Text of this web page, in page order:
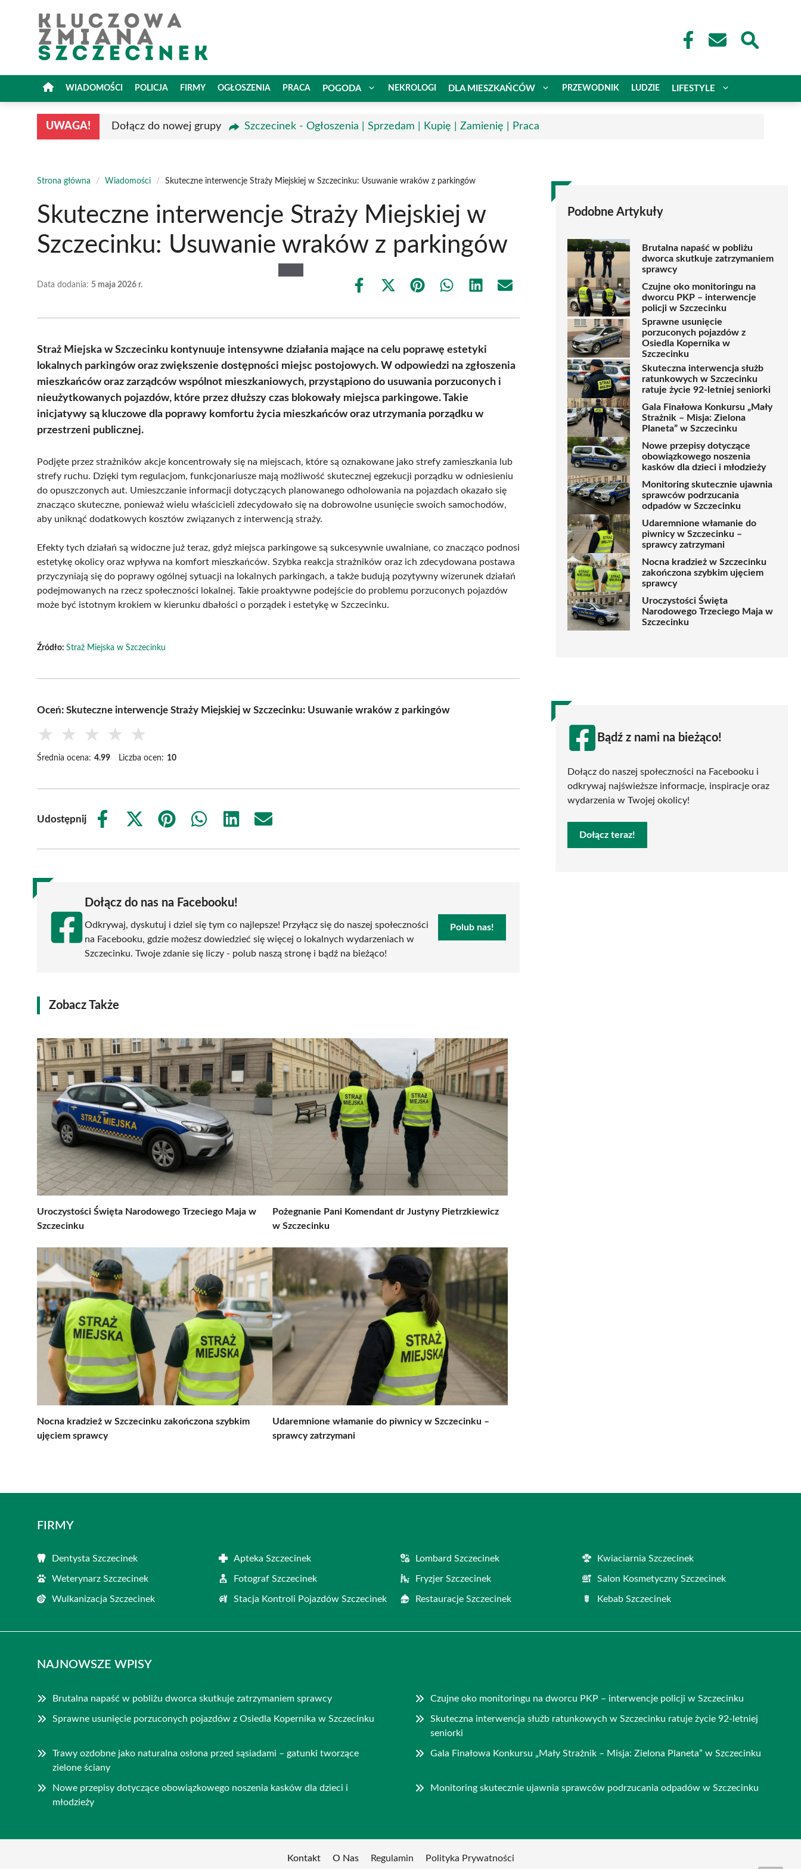
WIADOMOŚCI POLICJA FIRMY OGŁOSZENIA PRACA POGODA NEKROLOGI DLA MIESZKAŃCÓW PRZEWODNIK LUDZIE LIFESTYLE
UWAGA! Dołącz do nowej grupy Szczecinek - Ogłoszenia | Sprzedam | Kupię | Zamienię | Praca
Strona główna / Wiadomości / Skuteczne interwencje Straży Miejskiej w Szczecinku: Usuwanie wraków z parkingów
Skuteczne interwencje Straży Miejskiej w
Szczecinku: Usuwanie wraków z parkingów
Data dodania: 5 maja 2026 r.
Share
Share
(Twitter)
Share Share Share Share
Straż Miejska w Szczecinku kontynuuje intensywne działania mające na celu poprawę estetyki
lokalnych parkingów oraz zwiększenie dostępności miejsc postojowych. W odpowiedzi na zgłoszenia
mieszkańców oraz zarządców wspólnot mieszkaniowych, przystąpiono do usuwania porzuconych i
nieużytkowanych pojazdów, które przez dłuższy czas blokowały miejsca parkingowe. Takie
inicjatywy są kluczowe dla poprawy komfortu życia mieszkańców oraz utrzymania porządku w
przestrzeni publicznej.
Podjęte przez strażników akcje koncentrowały się na miejscach, które są oznakowane jako strefy zamieszkania lub
strefy ruchu. Dzięki tym regulacjom, funkcjonariusze mają możliwość skutecznej egzekucji porządku w odniesieniu
do opuszczonych aut. Umieszczanie informacji dotyczących planowanego odholowania na pojazdach okazało się
znacząco skuteczne, ponieważ wielu właścicieli zdecydowało się na dobrowolne usunięcie swoich samochodów,
aby uniknąć dodatkowych kosztów związanych z interwencją straży.
Efekty tych działań są widoczne już teraz, gdyż miejsca parkingowe są sukcesywnie uwalniane, co znacząco podnosi
estetykę okolicy oraz wpływa na komfort mieszkańców. Szybka reakcja strażników oraz ich zdecydowana postawa
przyczyniają się do poprawy ogólnej sytuacji na lokalnych parkingach, a także budują pozytywny wizerunek działań
podejmowanych na rzecz społeczności lokalnej. Takie proaktywne podejście do problemu porzuconych pojazdów
może być istotnym krokiem w kierunku dbałości o porządek i estetykę w Szczecinku.
Źródło: Straż Miejska w Szczecinku
Oceń: Skuteczne interwencje Straży Miejskiej w Szczecinku: Usuwanie wraków z parkingów
★ ★ ★ ★ ★
Średnia ocena: 4.99 Liczba ocen: 10
Udostępnij
Share
Share
(Twitter)
Share
Share
Share
Share
Dołącz do nas na Facebooku!
Odkrywaj, dyskutuj i dziel się tym co najlepsze! Przyłącz się do naszej społeczności
na Facebooku, gdzie możesz dowiedzieć się więcej o lokalnych wydarzeniach w
Szczecinku. Twoje zdanie się liczy - polub naszą stronę i bądź na bieżąco!
Polub nas!
Zobacz Także
Uroczystości Święta Narodowego Trzeciego Maja w
Szczecinku
Pożegnanie Pani Komendant dr Justyny Pietrzkiewicz
w Szczecinku
Nocna kradzież w Szczecinku zakończona szybkim
ujęciem sprawcy
Udaremnione włamanie do piwnicy w Szczecinku –
sprawcy zatrzymani
Podobne Artykuły
Brutalna napaść w pobliżu
dworca skutkuje zatrzymaniem
sprawcy
Czujne oko monitoringu na
dworcu PKP – interwencje
policji w Szczecinku
Sprawne usunięcie
porzuconych pojazdów z
Osiedla Kopernika w
Szczecinku
Skuteczna interwencja służb
ratunkowych w Szczecinku
ratuje życie 92-letniej seniorki
Gala Finałowa Konkursu „Mały
Strażnik – Misja: Zielona
Planeta” w Szczecinku
Nowe przepisy dotyczące
obowiązkowego noszenia
kasków dla dzieci i młodzieży
Monitoring skutecznie ujawnia
sprawców podrzucania
odpadów w Szczecinku
Udaremnione włamanie do
piwnicy w Szczecinku –
sprawcy zatrzymani
Nocna kradzież w Szczecinku
zakończona szybkim ujęciem
sprawcy
Uroczystości Święta
Narodowego Trzeciego Maja w
Szczecinku
Bądź z nami na bieżąco!
Dołącz do naszej społeczności na Facebooku i
odkrywaj najświeższe informacje, inspiracje oraz
wydarzenia w Twojej okolicy!
Dołącz teraz!
FIRMY
Dentysta Szczecinek Apteka Szczecinek Lombard Szczecinek Kwiaciarnia Szczecinek
Weterynarz Szczecinek Fotograf Szczecinek Fryzjer Szczecinek Salon Kosmetyczny Szczecinek
Wulkanizacja Szczecinek Stacja Kontroli Pojazdów Szczecinek Restauracje Szczecinek Kebab Szczecinek
NAJNOWSZE WPISY
Brutalna napaść w pobliżu dworca skutkuje zatrzymaniem sprawcy Czujne oko monitoringu na dworcu PKP – interwencje policji w Szczecinku
Sprawne usunięcie porzuconych pojazdów z Osiedla Kopernika w Szczecinku
Skuteczna interwencja służb ratunkowych w Szczecinku ratuje życie 92-letniej
seniorki
Trawy ozdobne jako naturalna osłona przed sąsiadami – gatunki tworzące
zielone ściany
Gala Finałowa Konkursu „Mały Strażnik – Misja: Zielona Planeta” w Szczecinku
Nowe przepisy dotyczące obowiązkowego noszenia kasków dla dzieci i
młodzieży
Monitoring skutecznie ujawnia sprawców podrzucania odpadów w Szczecinku
Kontakt O Nas Regulamin Polityka Prywatności